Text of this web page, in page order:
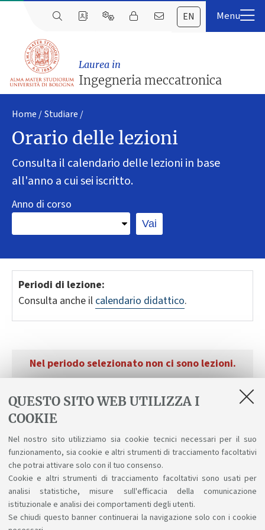
QUESTO SITO WEB UTILIZZA I
COOKIE
Nel nostro sito utilizziamo sia cookie tecnici necessari per il suo
funzionamento, sia cookie e altri strumenti di tracciamento facoltativi
che potrai attivare solo con il tuo consenso.
Cookie e altri strumenti di tracciamento facoltativi sono usati per
analisi statistiche, misure sull'efficacia della comunicazione
istituzionale e analisi dei comportamenti degli utenti.
Se chiudi questo banner continuerai la navigazione solo con i cookie
EN
Laurea in
Ingegneria meccatronica
Home Studiare
Orario delle lezioni
Consulta il calendario delle lezioni in base
all'anno a cui sei iscritto.
Anno di corso
Vai
Periodi di lezione:
Consulta anche il calendario didattico.
Nel periodo selezionato non ci sono lezioni.
OCCUPAZIONE AULE E PRENOTAZIONI
procedure di prenotazione